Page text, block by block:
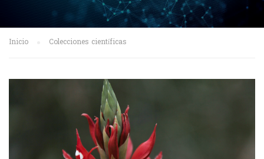
Inicio Colecciones científicas